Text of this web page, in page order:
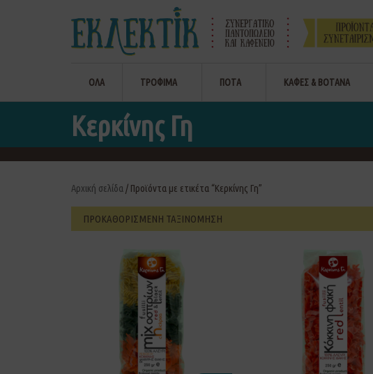
ΟΛΑ ΤΡΟΦΙΜΑ ΠΟΤΑ ΚΑΦΕΣ & ΒΟΤΑΝΑ
Κερκίνης Γη
Αρχική σελίδα / Προϊόντα με ετικέτα “Κερκίνης Γη”